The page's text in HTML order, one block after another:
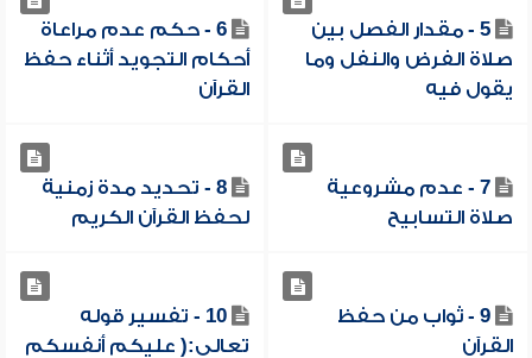
5 - مقدار الفصل بين
صلاة الفرض والنفل وما
يقول فيه
6 - حكم عدم مراعاة
أحكام التجويد أثناء حفظ
القرآن
7 - عدم مشروعية
صلاة التسابيح
8 - تحديد مدة زمنية
لحفظ القرآن الكريم
9 - ثواب من حفظ
القرآن
10 - تفسير قوله
تعالى:( عليكم أنفسكم